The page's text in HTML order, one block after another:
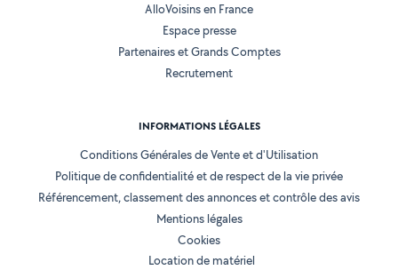
AlloVoisins en France
Espace presse
Partenaires et Grands Comptes
Recrutement
INFORMATIONS LÉGALES
Conditions Générales de Vente et d'Utilisation
Politique de confidentialité et de respect de la vie privée
Référencement, classement des annonces et contrôle des avis
Mentions légales
Cookies
Location de matériel